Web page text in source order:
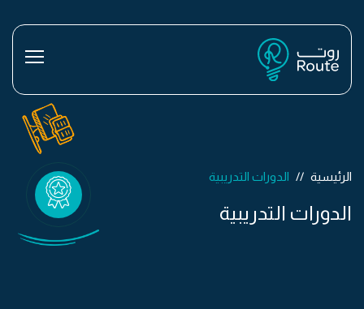
الرئيسية الدورات التدريبية
الدورات التدريبية